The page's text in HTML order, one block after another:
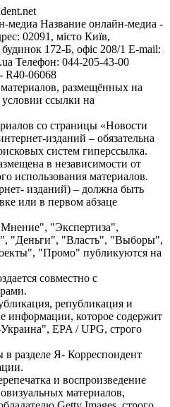
медиа Название онлайн-медиа -
02091, місто Київ,
172-Б, офіс 208/1 E-mail:
Телефон: 044-205-43-00
R40-06068
размещённых на
условии ссылки на
со страницы «Новости
изданий – обязательна
систем гиперссылка.
в независимости от
использования материалов.
изданий) – должна быть
или в первом абзаце
"Экспертиза",
"Деньги", "Власть", "Выборы",
"Промо" публикуются на
совместно с
републикация и
информации, которое содержит
EPA / UPG, строго
в разделе Я- Корреспондент
и воспроизведение
материалов,